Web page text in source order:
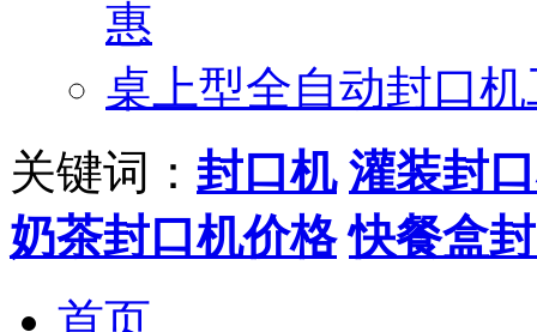
惠
桌上型全自动封口
关键词： 封口机 灌装封
奶茶封口机价格 快餐盒
首页